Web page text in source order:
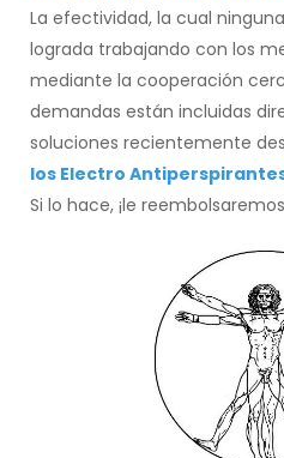
La efectividad, la cual
lograda trabajando con los
mediante la cooperación
demandas están incluidas
soluciones recientemente
los Electro
Si lo hace, ¡le